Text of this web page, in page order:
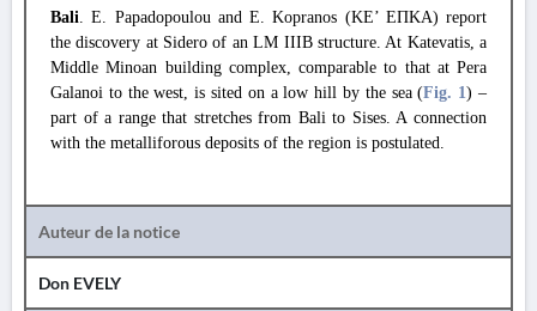
Bali. E. Papadopoulou and E. Kopranos (ΚE’ ΕΠΚΑ) report
the discovery at Sidero of an LM IIIB structure. At Katevatis, a
Middle Minoan building complex, comparable to that at Pera
Galanoi to the west, is sited on a low hill by the sea (Fig. 1) –
part of a range that stretches from Bali to Sises. A connection
with the metalliforous deposits of the region is postulated.
Auteur de la notice
Don EVELY